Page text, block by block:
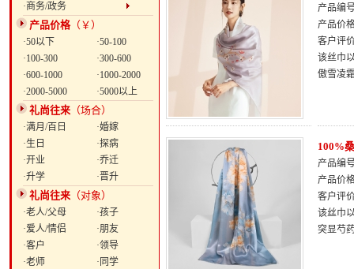
·商务/政务
产品价格（￥）
·50以下
·50-100
·100-300
·300-600
·600-1000
·1000-2000
·2000-5000
·5000以上
礼尚往来 （场合）
·满月/百日
·婚嫁
·生日
·探病
·开业
·乔迁
·升学
·晋升
礼尚往来 （对象）
·老人/父母
·孩子
·爱人/情侣
·朋友
·客户
·领导
·老师
·同学
产品编
产品价
客户评
该丝巾
傲雪凌
100%
产品编
产品价
客户评
该丝巾
突显芍